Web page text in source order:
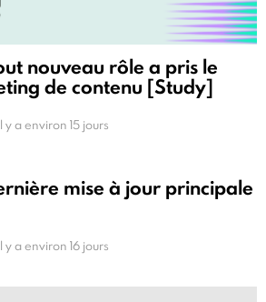
nouveau rôle a pris le
de contenu [Study]
y a environ 15 jours
mise à jour principale
y a environ 16 jours